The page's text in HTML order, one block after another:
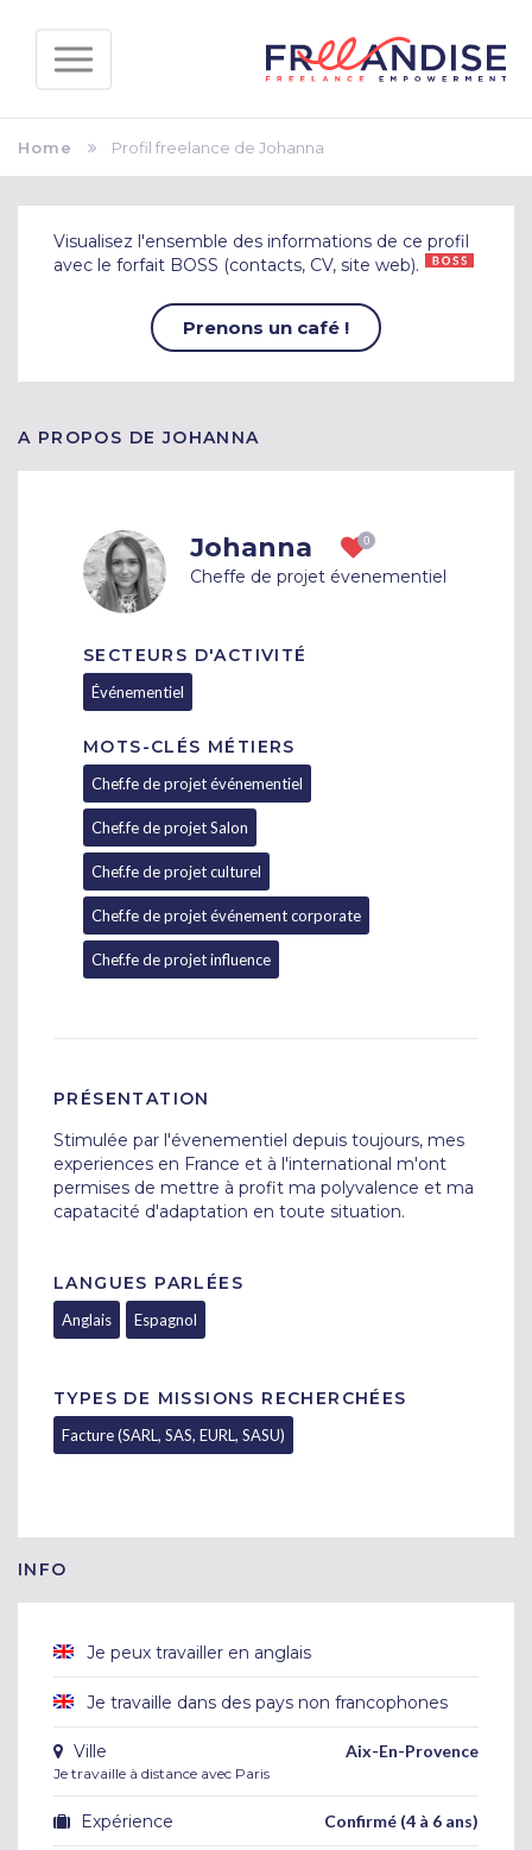
Home Profil freelance de Johanna
Visualisez l'ensemble des informations de ce profil
avec le forfait BOSS (contacts, CV, site web).
Prenons un café !
A PROPOS DE JOHANNA
Johanna
Cheffe de projet évenementiel
SECTEURS D'ACTIVITÉ
Événementiel
MOTS-CLÉS MÉTIERS
Chef.fe de projet événementiel
Chef.fe de projet Salon
Chef.fe de projet culturel
Chef.fe de projet événement corporate
Chef.fe de projet influence
PRÉSENTATION
Stimulée par l'évenementiel depuis toujours, mes
experiences en France et à l'international m'ont
permises de mettre à profit ma polyvalence et ma
capatacité d'adaptation en toute situation.
LANGUES PARLÉES
Anglais Espagnol
TYPES DE MISSIONS RECHERCHÉES
Facture (SARL, SAS, EURL, SASU)
INFO
Je peux travailler en anglais
Je travaille dans des pays non francophones
Ville Aix-En-Provence
Je travaille à distance avec Paris
Expérience Confirmé (4 à 6 ans)